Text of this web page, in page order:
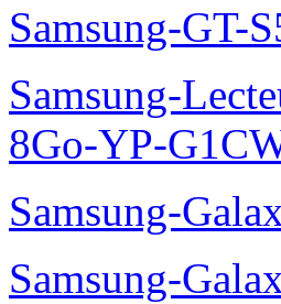
Samsung-GT-
Samsung-
8Go-YP-
Samsung-
Samsung-